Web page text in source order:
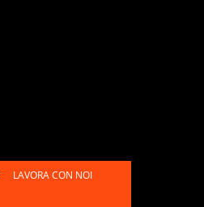
LAVORA CON NOI